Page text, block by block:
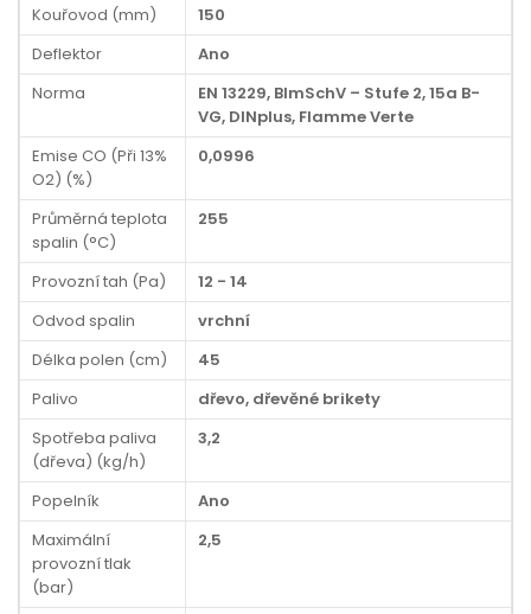
Kouřovod (mm)
150
Deflektor
Ano
Norma
EN 13229, BImSchV – Stufe 2, 15a B-
VG, DINplus, Flamme Verte
Emise CO (Při 13%
O2) (%)
0,0996
Průměrná teplota
spalin (°C)
255
Provozní tah (Pa)
12 - 14
Odvod spalin
vrchní
Délka polen (cm)
45
Palivo
dřevo, dřevěné brikety
Spotřeba paliva
(dřeva) (kg/h)
3,2
Popelník
Ano
Maximální
provozní tlak
(bar)
2,5